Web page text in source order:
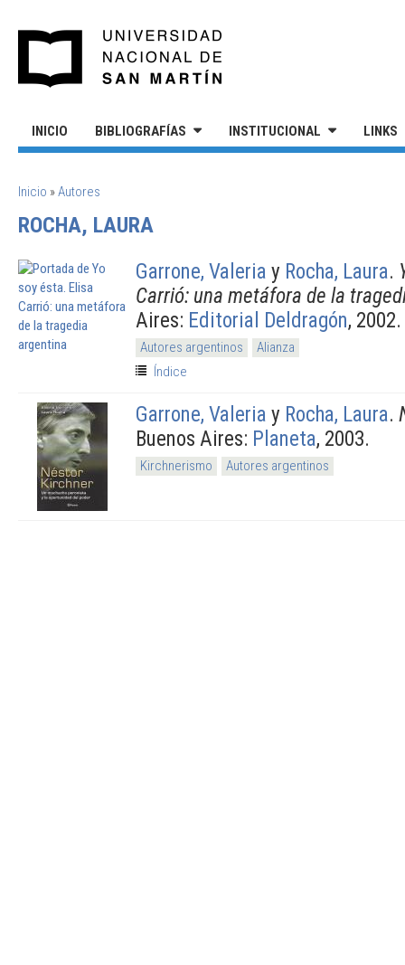
INICIO BIBLIOGRAFÍAS INSTITUCIONAL LINKS
SE ENCUENTRA USTED AQUÍ
Inicio »Autores
ROCHA, LAURA
Garrone, Valeria y Rocha, Laura.
Carrió: una metáfora de la
Aires: Editorial Deldragón, 2002.
Autores argentinos
Alianza
Índice
Garrone, Valeria y Rocha, Laura.
Buenos Aires: Planeta, 2003.
Kirchnerismo Autores argentinos